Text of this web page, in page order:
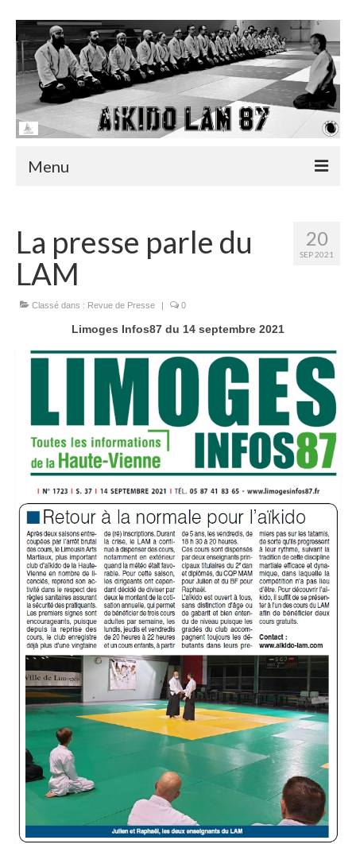
Menu
Actualités
Infos utiles
Albums
20
SEP 2021
La presse parle du
LAM
Classé dans : Revue de Presse 0
Limoges Infos87 du 14 septembre 2021